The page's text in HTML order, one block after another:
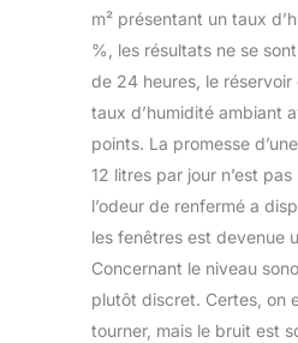
m² présentant un taux
%, les résultats ne se
de 24 heures, le
taux d’humidité ambiant
points. La promesse
12 litres par jour n’est
l’odeur de renfermé a
les fenêtres est devenue
Concernant le niveau
plutôt discret. Certes, on
tourner, mais le bruit est